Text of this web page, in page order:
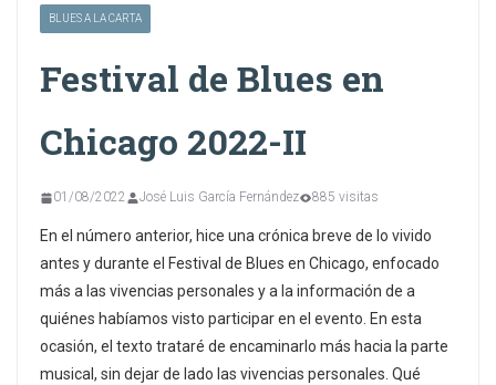
BLUES A LA CARTA
Festival de Blues en
Chicago 2022-II
01/08/2022 José Luis García Fernández 885 visitas
En el número anterior, hice una crónica breve de lo vivido
antes y durante el Festival de Blues en Chicago, enfocado
más a las vivencias personales y a la información de a
quiénes habíamos visto participar en el evento. En esta
ocasión, el texto trataré de encaminarlo más hacia la parte
musical, sin dejar de lado las vivencias personales. Qué